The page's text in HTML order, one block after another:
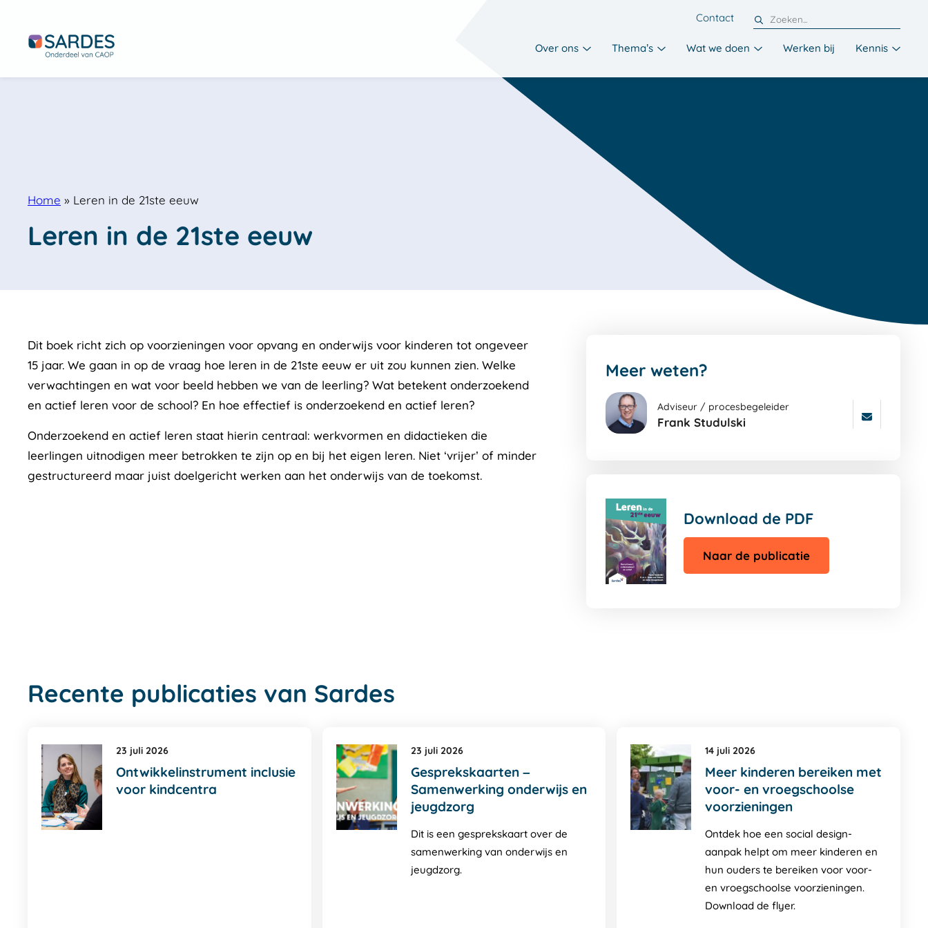
Contact
Over ons Thema’s Wat we doen Werken bij Kennis
Home » Leren in de 21ste eeuw
Leren in de 21ste eeuw
Dit boek richt zich op voorzieningen voor opvang en onderwijs voor kinderen tot ongeveer
15 jaar. We gaan in op de vraag hoe leren in de 21ste eeuw er uit zou kunnen zien. Welke
verwachtingen en wat voor beeld hebben we van de leerling? Wat betekent onderzoekend
en actief leren voor de school? En hoe effectief is onderzoekend en actief leren?
Onderzoekend en actief leren staat hierin centraal: werkvormen en didactieken die
leerlingen uitnodigen meer betrokken te zijn op en bij het eigen leren. Niet ‘vrijer’ of minder
gestructureerd maar juist doelgericht werken aan het onderwijs van de toekomst.
Meer weten?
pagina
Adviseur / procesbegeleider
Frank Studulski
Download de PDF
Naar de publicatie
Recente publicaties van Sardes
23 juli 2026
Ontwikkelinstrument inclusie
voor kindcentra
23 juli 2026
Gesprekskaarten –
Samenwerking onderwijs en
jeugdzorg
Dit is een gesprekskaart over de
samenwerking van onderwijs en
jeugdzorg.
14 juli 2026
Meer kinderen bereiken met
voor- en vroegschoolse
voorzieningen
Ontdek hoe een social design-
aanpak helpt om meer kinderen en
hun ouders te bereiken voor voor-
en vroegschoolse voorzieningen.
Download de flyer.